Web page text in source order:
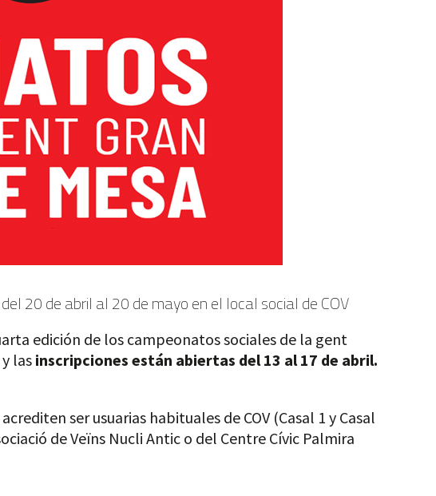
20 de abril al 20 de mayo en el local social de COV
edición de los campeonatos sociales de la gent
y las inscripciones están abiertas del 13 al 17 de abril.
ser usuarias habituales de COV (Casal 1 y Casal
de Veïns Nucli Antic o del Centre Cívic Palmira